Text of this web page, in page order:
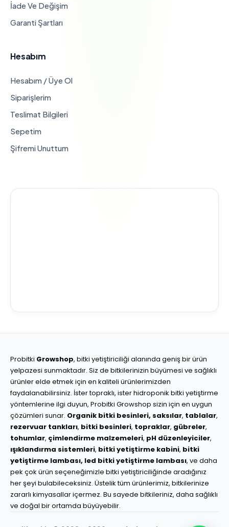
İade Ve Değişim
Garanti Şartları
Hesabım
Hesabım / Üye Ol
Siparişlerim
Teslimat Bilgileri
Sepetim
Şifremi Unuttum
Probitki Growshop, bitki yetiştiriciliği alanında geniş bir ürün
yelpazesi sunmaktadır. Siz de bitkilerinizin büyümesi ve sağlıklı
ürünler elde etmek için en kaliteli ürünlerimizden
faydalanabilirsiniz. İster topraklı, ister hidroponik bitki yetiştirme
yöntemlerine ilgi duyun, Probitki Growshop sizin için en uygun
çözümleri sunar. Organik bitki besinleri, saksılar, tablalar,
rezervuar tankları, bitki besinleri, topraklar, gübreler,
tohumlar, çimlendirme malzemeleri, pH düzenleyiciler,
ışıklandırma sistemleri, bitki yetiştirme kabini, bitki
yetiştirme lambası, led bitki yetiştirme lambası, ve daha
pek çok ürün seçeneğimizle bitki yetiştiriciliğinde aradığınız
her şeyi bulabileceksiniz. Üstelik tüm ürünlerimiz, bitkilerinize
zararlı kimyasallar içermez. Bu sayede bitkileriniz, daha sağlıklı
ve doğal bir ortamda büyüyebilir.